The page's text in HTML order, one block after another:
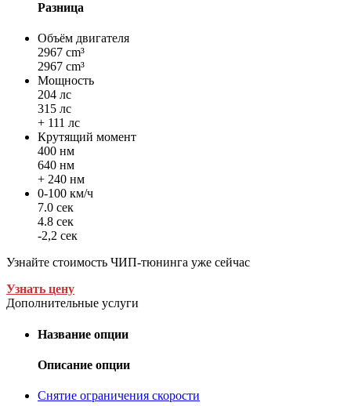
Разница
Объём двигателя
2967 cm³
2967 cm³
Мощность
204 лс
315 лс
+ 111 лс
Крутящий момент
400 нм
640 нм
+ 240 нм
0-100 км/ч
7.0 сек
4.8 сек
-2,2 сек
Узнайте стоимость ЧИП-тюнинга уже сейчас
Узнать цену
Дополнительные услуги
Название опции
Описание опции
Снятие ограничения скорости